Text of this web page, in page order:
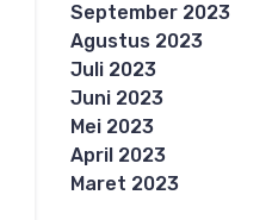
September 2023
Agustus 2023
Juli 2023
Juni 2023
Mei 2023
April 2023
Maret 2023